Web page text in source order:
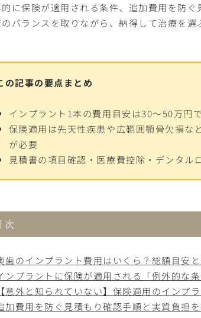
に保険が適用される条件、追加費用を防
バランスを取りながら、納得して治療を選
の記事の要点まとめ
インプラント1本の費用目安は30〜50万円
保険適用は先天性疾患や広範囲顎骨欠損な
が必要
見積書の項目確認・医療費控除・デンタル
次
歯のインプラント費用はいくら？総額目安
ンプラントに保険が適用される「例外的な
意外と知られていない】保険適用のインプ
加費用を防ぐ見積もり確認手順と実質負担